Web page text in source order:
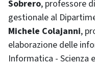
Sobrero, professore
gestionale al
Michele Colajanni,
elaborazione delle
Informatica - Scienza